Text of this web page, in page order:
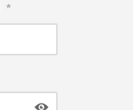
*